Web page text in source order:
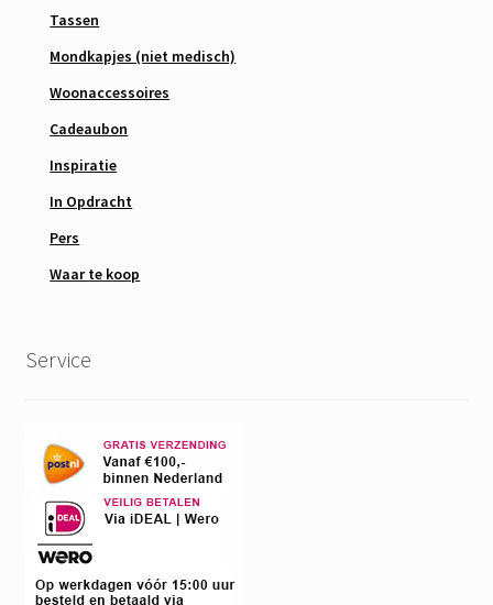
Tassen
Mondkapjes (niet medisch)
Woonaccessoires
Cadeaubon
Inspiratie
In Opdracht
Pers
Waar te koop
Service